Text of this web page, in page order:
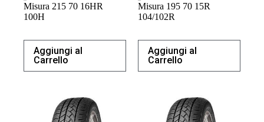
Misura 215 70 16HR
100H
Aggiungi al
Carrello
Misura 195 70 15R
104/102R
Aggiungi al
Carrello